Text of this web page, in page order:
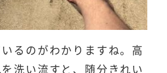
るのがわかりますね。高
洗い流すと、随分きれい